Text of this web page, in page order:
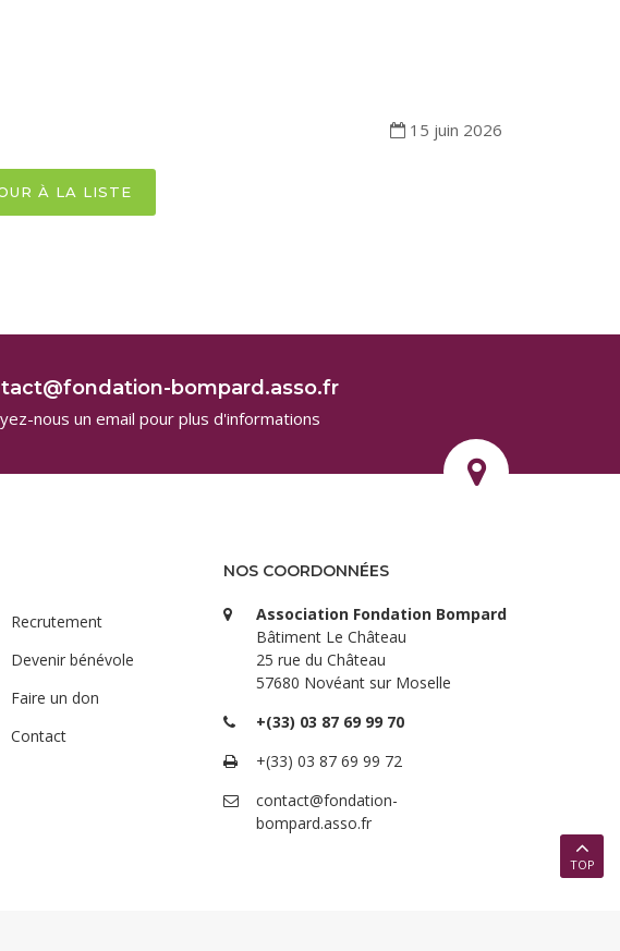
15 juin 2026
À LA LISTE
bompard.asso.fr
nous un email pour plus d'informations
Recrutement
Devenir bénévole
Faire un don
Contact
NOS COORDONNÉES
Association Fondation Bompard
Bâtiment Le Château
25 rue du Château
57680 Novéant sur Moselle
+(33) 03 87 69 99 70
+(33) 03 87 69 99 72
contact@fondation-
bompard.asso.fr
TOP